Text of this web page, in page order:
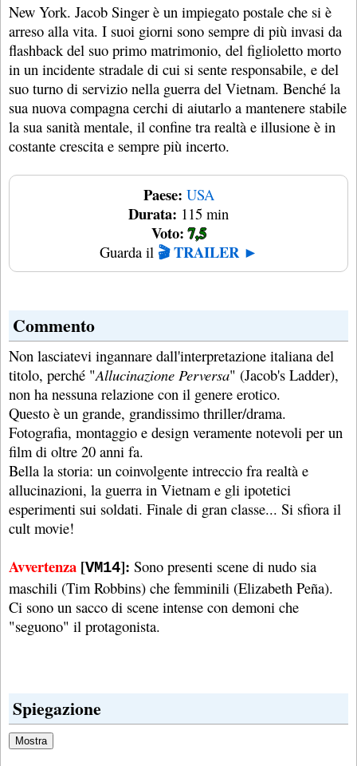
New York. Jacob Singer è un impiegato postale che si è
arreso alla vita. I suoi giorni sono sempre di più invasi da
flashback del suo primo matrimonio, del figlioletto morto
in un incidente stradale di cui si sente responsabile, e del
suo turno di servizio nella guerra del Vietnam. Benché la
sua nuova compagna cerchi di aiutarlo a mantenere stabile
la sua sanità mentale, il confine tra realtà e illusione è in
costante crescita e sempre più incerto.
Paese: USA
Durata: 115 min
Voto: 7,5
Guarda il 🎬 TRAILER ►
Commento
Non lasciatevi ingannare dall'interpretazione italiana del
titolo, perché "Allucinazione Perversa" (Jacob's Ladder),
non ha nessuna relazione con il genere erotico.
Questo è un grande, grandissimo thriller/drama.
Fotografia, montaggio e design veramente notevoli per un
film di oltre 20 anni fa.
Bella la storia: un coinvolgente intreccio fra realtà e
allucinazioni, la guerra in Vietnam e gli ipotetici
esperimenti sui soldati. Finale di gran classe... Si sfiora il
cult movie!
Avvertenza [VM14]: Sono presenti scene di nudo sia
maschili (Tim Robbins) che femminili (Elizabeth Peña).
Ci sono un sacco di scene intense con demoni che
"seguono" il protagonista.
Spiegazione